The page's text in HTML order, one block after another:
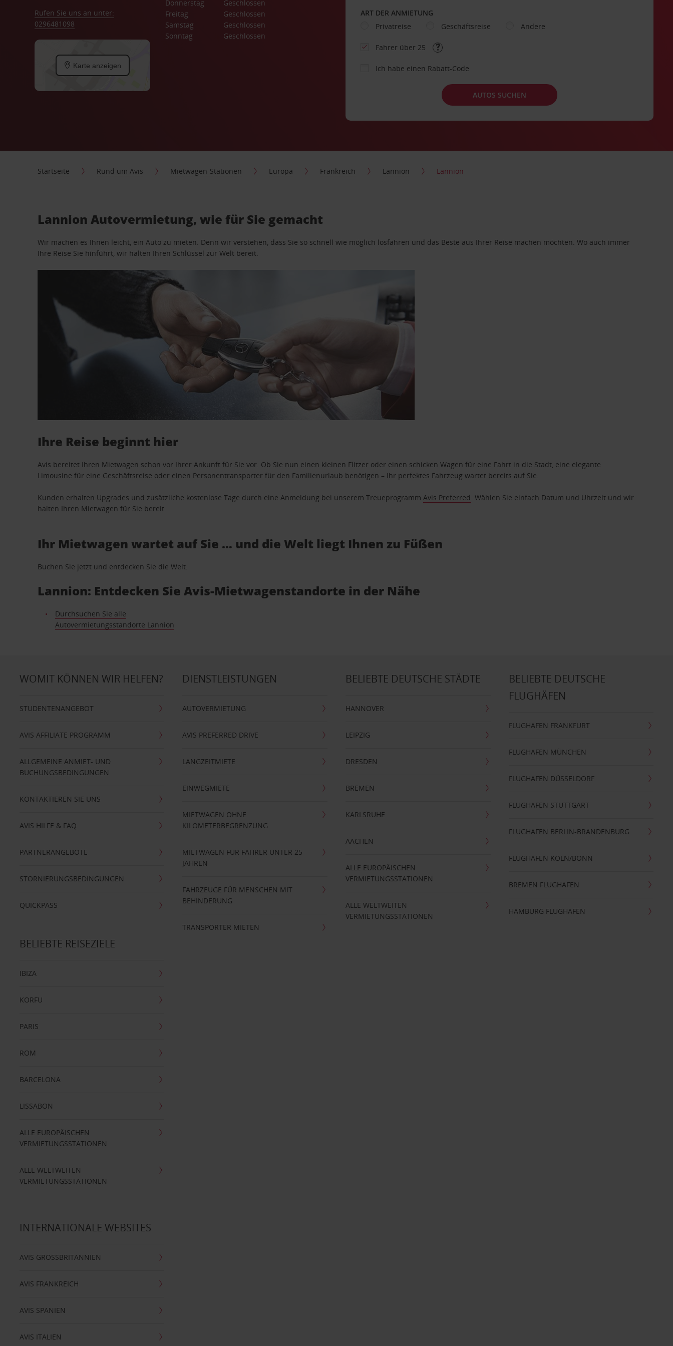
Rufen Sie uns an unter:
0296481098
Karte anzeigen
Donnerstag
Geschlossen
Freitag
Geschlossen
Samstag
Geschlossen
Sonntag
Geschlossen
ART DER ANMIETUNG
Privatreise
Geschäftsreise Andere
Fahrer über 25
Ich habe einen Rabatt-Code
AUTOS SUCHEN
Startseite Rund um Avis Mietwagen-Stationen Europa Frankreich Lannion Lannion
Lannion Autovermietung, wie für Sie gemacht
Wir machen es Ihnen leicht, ein Auto zu mieten. Denn wir verstehen, dass Sie so schnell wie möglich losfahren und das Beste aus Ihrer Reise machen möchten. Wo auch immer
Ihre Reise Sie hinführt, wir halten Ihren Schlüssel zur Welt bereit.
Ihre Reise beginnt hier
Avis bereitet Ihren Mietwagen schon vor Ihrer Ankunft für Sie vor. Ob Sie nun einen kleinen Flitzer oder einen schicken Wagen für eine Fahrt in die Stadt, eine elegante
Limousine für eine Geschäftsreise oder einen Personentransporter für den Familienurlaub benötigen – Ihr perfektes Fahrzeug wartet bereits auf Sie.
Kunden erhalten Upgrades und zusätzliche kostenlose Tage durch eine Anmeldung bei unserem TreueprogrammAvis Preferred. Wählen Sie einfach Datum und Uhrzeit und wir
halten Ihren Mietwagen für Sie bereit.
Ihr Mietwagen wartet auf Sie … und die Welt liegt Ihnen zu Füßen
Buchen Sie jetzt und entdecken Sie die Welt.
Lannion: Entdecken Sie Avis-Mietwagenstandorte in der Nähe
Durchsuchen Sie alle
Autovermietungsstandorte Lannion
WOMIT KÖNNEN WIR HELFEN?
STUDENTENANGEBOT
AVIS AFFILIATE PROGRAMM
ALLGEMEINE ANMIET- UND
BUCHUNGSBEDINGUNGEN
KONTAKTIEREN SIE UNS
AVIS HILFE & FAQ
PARTNERANGEBOTE
STORNIERUNGSBEDINGUNGEN
QUICKPASS
DIENSTLEISTUNGEN
AUTOVERMIETUNG
AVIS PREFERRED DRIVE
LANGZEITMIETE
EINWEGMIETE
MIETWAGEN OHNE
KILOMETERBEGRENZUNG
MIETWAGEN FÜR FAHRER UNTER 25
JAHREN
FAHRZEUGE FÜR MENSCHEN MIT
BEHINDERUNG
TRANSPORTER MIETEN
BELIEBTE DEUTSCHE STÄDTE
HANNOVER
LEIPZIG
DRESDEN
BREMEN
KARLSRUHE
AACHEN
ALLE EUROPÄISCHEN
VERMIETUNGSSTATIONEN
ALLE WELTWEITEN
VERMIETUNGSSTATIONEN
BELIEBTE DEUTSCHE
FLUGHÄFEN
FLUGHAFEN FRANKFURT
FLUGHAFEN MÜNCHEN
FLUGHAFEN DÜSSELDORF
FLUGHAFEN STUTTGART
FLUGHAFEN BERLIN-BRANDENBURG
FLUGHAFEN KÖLN/BONN
BREMEN FLUGHAFEN
HAMBURG FLUGHAFEN
BELIEBTE REISEZIELE
IBIZA
KORFU
PARIS
ROM
BARCELONA
LISSABON
ALLE EUROPÄISCHEN
VERMIETUNGSSTATIONEN
ALLE WELTWEITEN
VERMIETUNGSSTATIONEN
INTERNATIONALE WEBSITES
AVIS GROSSBRITANNIEN
AVIS FRANKREICH
AVIS SPANIEN
AVIS ITALIEN